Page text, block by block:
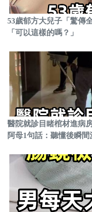
53歲郁方大兒子「驚傳
「可以這樣的嗎？」
醫院就診目睹棺材進病
阿母1句話：聽懂後瞬間